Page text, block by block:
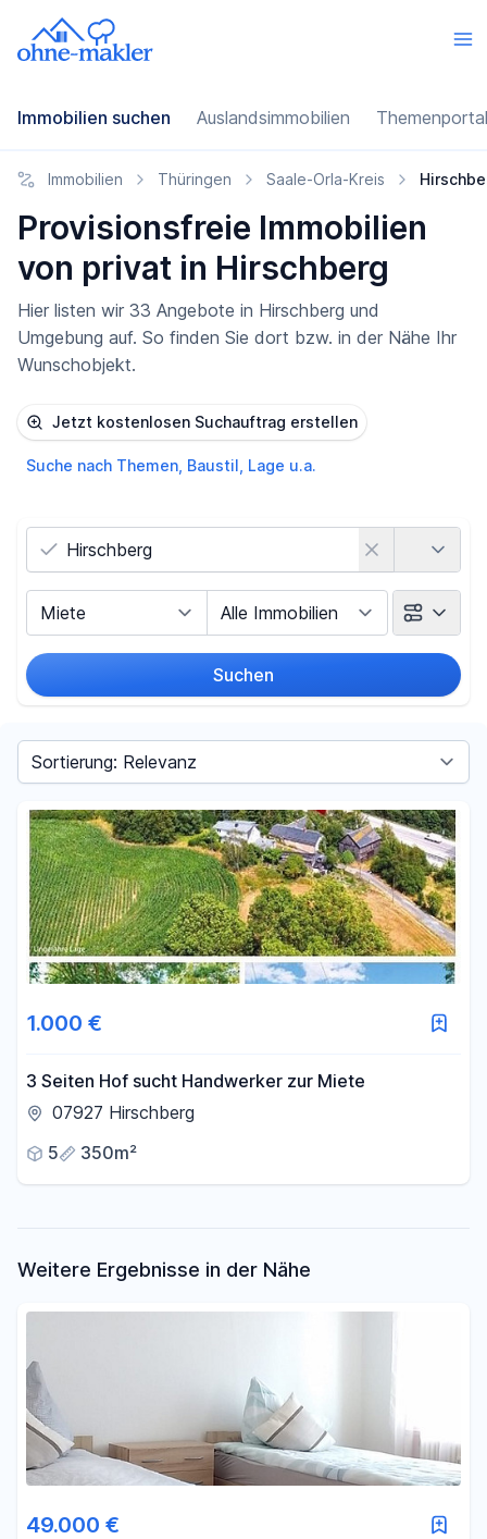
Immobilien suchen Auslandsimmobilien
Immobilien Thüringen Saale-Orla-Kreis
Provisionsfreie Immobilien
von privat in Hirschberg
Hier listen wir 33 Angebote in Hirschberg und
Umgebung auf. So finden Sie dort bzw. in der Nähe Ihr
Wunschobjekt.
Jetzt kostenlosen Suchauftrag erstellen
Suche nach Themen, Baustil, Lage u.a.
Suchen
- €
Filter für Preis zurücksetzen
Sortieren nach
1.000 €
3 Seiten Hof sucht Handwerker zur Miete
07927 Hirschberg
5
350m²
Weitere Ergebnisse in der Nähe
49.000 €